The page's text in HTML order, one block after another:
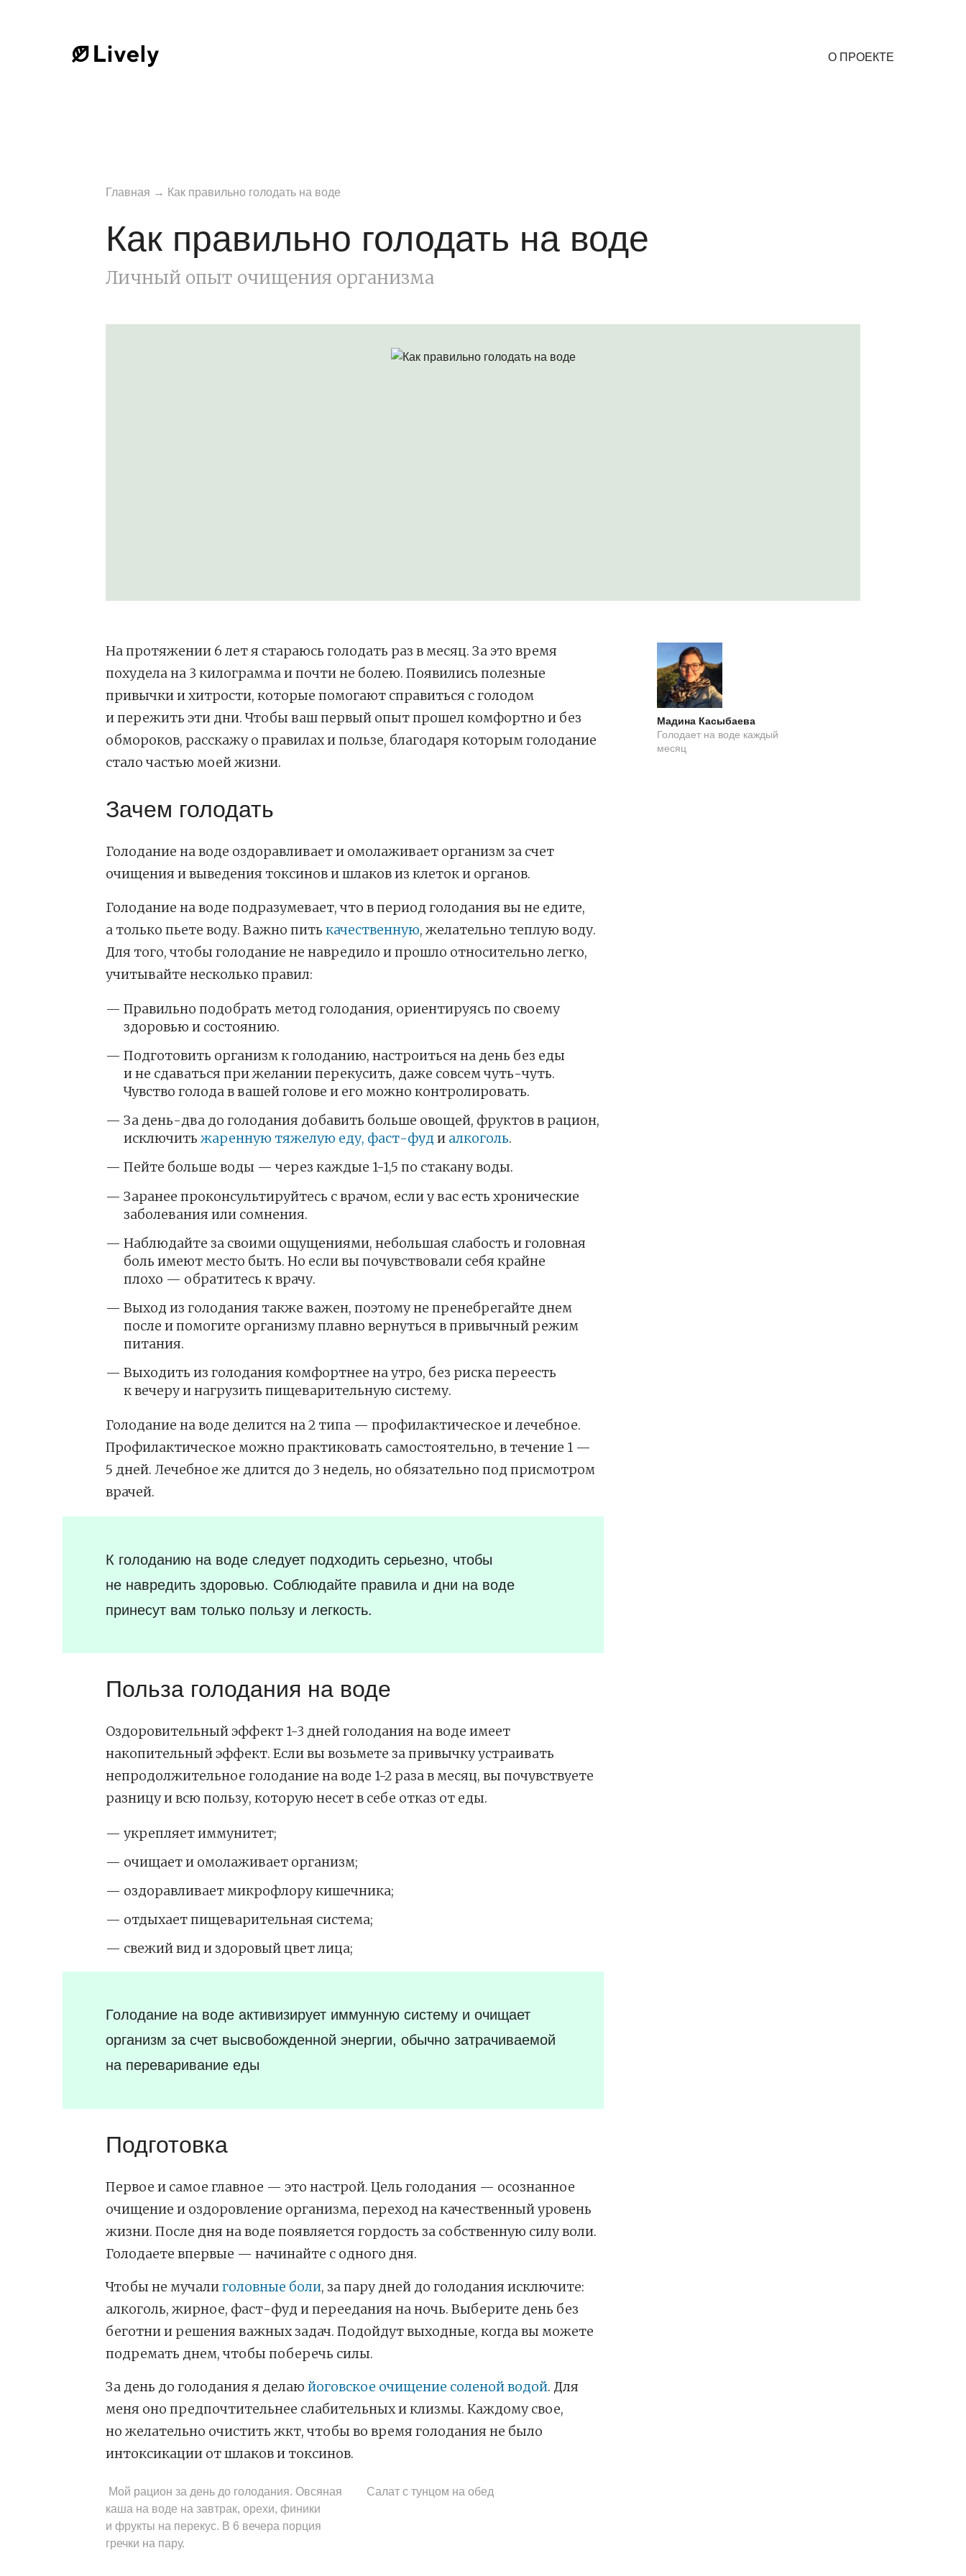
О ПРОЕКТЕ
Главная → Как правильно голодать на воде
Как правильно голодать на воде
Личный опыт очищения организма
Мадина Касыбаева
Голодает на воде каждый
месяц
На протяжении 6 лет я стараюсь голодать раз в месяц. За это время
похудела на 3 килограмма и почти не болею. Появились полезные
привычки и хитрости, которые помогают справиться с голодом
и пережить эти дни. Чтобы ваш первый опыт прошел комфортно и без
обмороков, расскажу о правилах и пользе, благодаря которым голодание
стало частью моей жизни.
Зачем голодать
Голодание на воде оздоравливает и омолаживает организм за счет
очищения и выведения токсинов и шлаков из клеток и органов.
Голодание на воде подразумевает, что в период голодания вы не едите,
а только пьете воду. Важно пить качественную, желательно теплую воду.
Для того, чтобы голодание не навредило и прошло относительно легко,
учитывайте несколько правил:
Правильно подобрать метод голодания, ориентируясь по своему
здоровью и состоянию.
Подготовить организм к голоданию, настроиться на день без еды
и не сдаваться при желании перекусить, даже совсем чуть-чуть.
Чувство голода в вашей голове и его можно контролировать.
За день-два до голодания добавить больше овощей, фруктов в рацион,
исключить жаренную тяжелую еду, фаст-фуд и алкоголь.
Пейте больше воды — через каждые 1-1,5 по стакану воды.
Заранее проконсультируйтесь с врачом, если у вас есть хронические
заболевания или сомнения.
Наблюдайте за своими ощущениями, небольшая слабость и головная
боль имеют место быть. Но если вы почувствовали себя крайне
плохо — обратитесь к врачу.
Выход из голодания также важен, поэтому не пренебрегайте днем
после и помогите организму плавно вернуться в привычный режим
питания.
Выходить из голодания комфортнее на утро, без риска переесть
к вечеру и нагрузить пищеварительную систему.
Голодание на воде делится на 2 типа — профилактическое и лечебное.
Профилактическое можно практиковать самостоятельно, в течение 1 —
5 дней. Лечебное же длится до 3 недель, но обязательно под присмотром
врачей.
К голоданию на воде следует подходить серьезно, чтобы
не навредить здоровью. Соблюдайте правила и дни на воде
принесут вам только пользу и легкость.
Польза голодания на воде
Оздоровительный эффект 1-3 дней голодания на воде имеет
накопительный эффект. Если вы возьмете за привычку устраивать
непродолжительное голодание на воде 1-2 раза в месяц, вы почувствуете
разницу и всю пользу, которую несет в себе отказ от еды.
укрепляет иммунитет;
очищает и омолаживает организм;
оздоравливает микрофлору кишечника;
отдыхает пищеварительная система;
свежий вид и здоровый цвет лица;
Голодание на воде активизирует иммунную систему и очищает
организм за счет высвобожденной энергии, обычно затрачиваемой
на переваривание еды
Подготовка
Первое и самое главное — это настрой. Цель голодания — осознанное
очищение и оздоровление организма, переход на качественный уровень
жизни. После дня на воде появляется гордость за собственную силу воли.
Голодаете впервые — начинайте с одного дня.
Чтобы не мучалиголовные боли, за пару дней до голодания исключите:
алкоголь, жирное, фаст-фуд и переедания на ночь. Выберите день без
беготни и решения важных задач. Подойдут выходные, когда вы можете
подремать днем, чтобы поберечь силы.
За день до голодания я делаю йоговское очищение соленой водой. Для
меня оно предпочтительнее слабительных и клизмы. Каждому свое,
но желательно очистить жкт, чтобы во время голодания не было
интоксикации от шлаков и токсинов.
Мой рацион за день до голодания. Овсяная
каша на воде на завтрак, орехи, финики
и фрукты на перекус. В 6 вечера порция
гречки на пару.
Салат с тунцом на обед